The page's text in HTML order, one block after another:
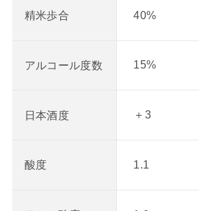
精米歩合 40%
アルコール度数 15%
日本酒度 ＋3
酸度 1.1